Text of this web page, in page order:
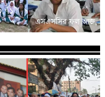
এসএসসির ফল আজ,